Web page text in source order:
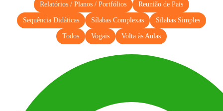
Relatórios / Planos / Portfólios Reunião de Pais
Sequência Didáticas Sílabas Complexas Sílabas Simples
Todos Vogais Volta às Aulas